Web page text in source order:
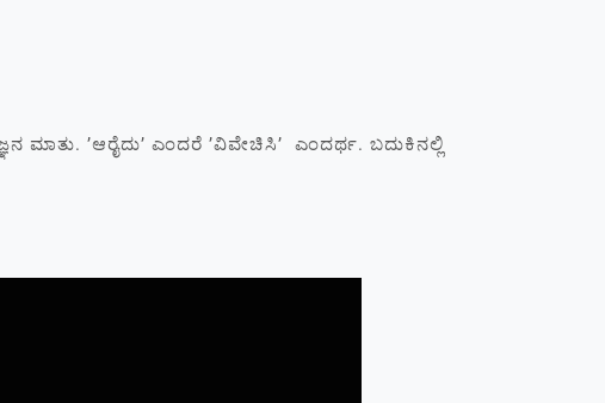
’ಆರೈದು’ ಎಂದರೆ ’ವಿವೇಚಿಸಿ’ ಎಂದರ್ಥ. ಬದುಕಿನಲ್ಲಿ